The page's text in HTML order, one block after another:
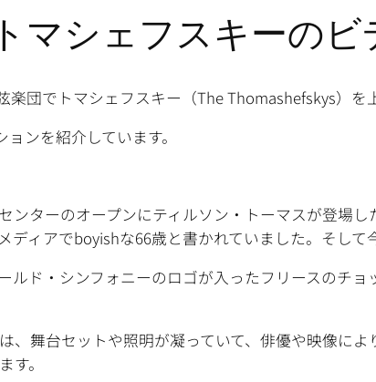
マシェフスキーの
楽団でトマシェフスキー（The Thomashefskys）を
ンを紹介しています。
ンターのオープンにティルソン・トーマスが登場
ディアでboyishな66歳と書かれていました。そして
ルド・シンフォニーのロゴが入ったフリースのチ
、舞台セットや照明が凝っていて、俳優や映像に
。